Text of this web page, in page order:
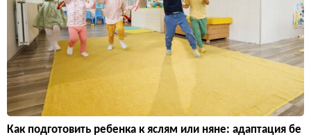
Как подготовить ребенка к яслям или няне: адаптация бе